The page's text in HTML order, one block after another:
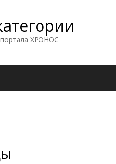
портала ХРОНОС